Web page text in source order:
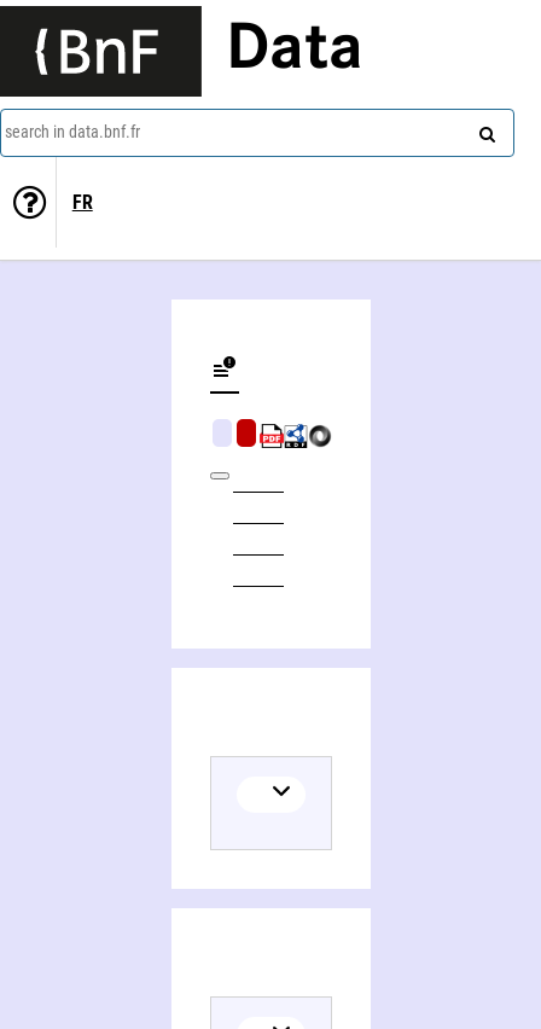
Data
search in data.bnf.fr
FR